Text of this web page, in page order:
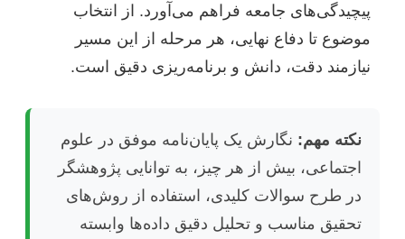
پیچیدگی‌های جامعه فراهم می‌آورد. از انتخاب
موضوع تا دفاع نهایی، هر مرحله از این مسیر
نیازمند دقت، دانش و برنامه‌ریزی دقیق است.
نکته مهم: نگارش یک پایان‌نامه موفق در علوم
اجتماعی، بیش از هر چیز، به توانایی پژوهشگر
در طرح سوالات کلیدی، استفاده از روش‌های
تحقیق مناسب و تحلیل دقیق داده‌ها وابسته